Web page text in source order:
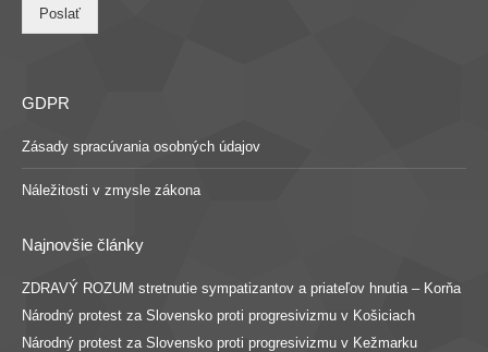
Poslať
GDPR
Zásady spracúvania osobných údajov
Náležitosti v zmysle zákona
Najnovšie články
ZDRAVÝ ROZUM stretnutie sympatizantov a priateľov hnutia – Korňa
Národný protest za Slovensko proti progresivizmu v Košiciach
Národný protest za Slovensko proti progresivizmu v Kežmarku